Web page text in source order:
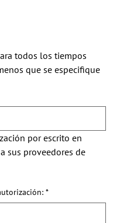
todos los tiempos
que se especifique
por escrito en
sus proveedores de
*